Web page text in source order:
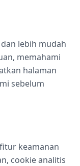
lebih mudah
memahami
halaman
sebelum
keamanan
cookie analitis